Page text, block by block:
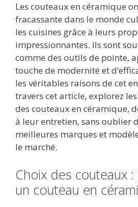
Les couteaux en céramique
fracassante dans le monde
les cuisines grâce à leurs
impressionnantes. Ils sont
comme des outils de pointe,
touche de modernité et
les véritables raisons de cet
travers cet article, explorez
des couteaux en céramique,
à leur entretien, sans oublier
meilleures marques et
le marché.
Choix des couteaux
un couteau en